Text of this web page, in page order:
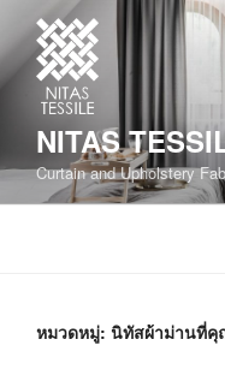
NITAS
Curtain and Upholstery
หมวดหมู่: นิทัสผ้าม่านที่คุ